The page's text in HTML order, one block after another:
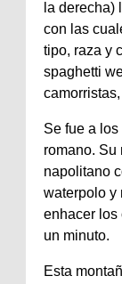
la derecha)
con las
tipo, raza y
spaghetti
Se fue a los
romano. Su
napolitano
waterpolo y
enhacer los
un minuto.
Esta